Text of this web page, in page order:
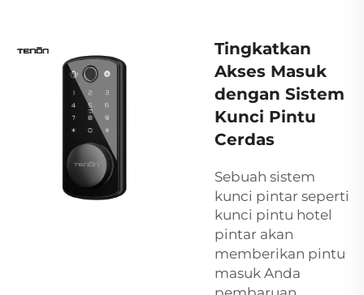
Tingkatkan
Akses Masuk
dengan Sistem
Kunci Pintu
Cerdas
Sebuah sistem
kunci pintar seperti
kunci pintu hotel
pintar akan
memberikan pintu
masuk Anda